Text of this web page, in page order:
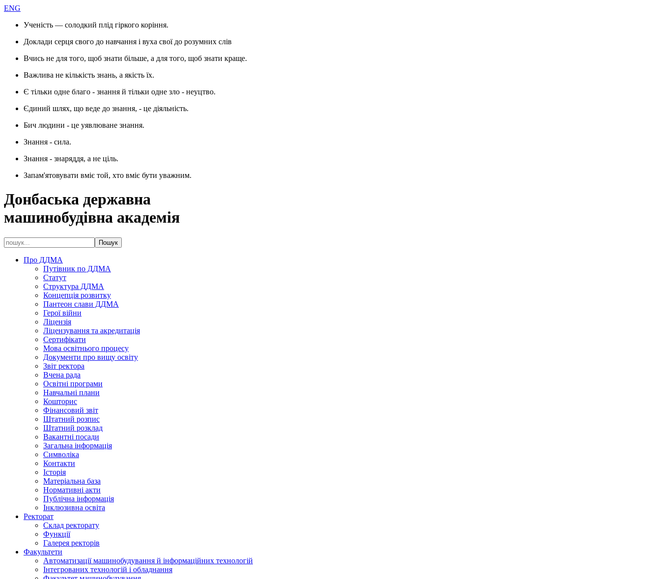
ENG
Ученість — солодкий плід гіркого коріння.
Доклади серця свого до навчання і вуха свої до розумних слів
Вчись не для того, щоб знати більше, а для того, щоб знати краще.
Важлива не кількість знань, а якість їх.
Є тільки одне благо - знання й тільки одне зло - неуцтво.
Єдиний шлях, що веде до знання, - це діяльність.
Бич людини - це уявлюване знання.
Знання - сила.
Знання - знаряддя, а не ціль.
Запам'ятовувати вміє той, хто вміє бути уважним.
Донбаська державна
машинобудівна академія
Про ДДМА
Путівник по ДДМА
Статут
Структура ДДМА
Концепція розвитку
Пантеон слави ДДМА
Герої війни
Ліцензія
Ліцензування та акредитація
Сертифікати
Мова освітнього процесу
Документи про вищу освіту
Звіт ректора
Вчена рада
Освітні програми
Навчальні плани
Кошторис
Фінансовий звіт
Штатний розпис
Штатний розклад
Вакантні посади
Загальна інформація
Символіка
Контакти
Історія
Матеріальна база
Нормативні акти
Публічна інформація
Інклюзивна освіта
Ректорат
Склад ректорату
Функції
Галерея ректорів
Факультети
Автоматизації машинобудування й інформаційних технологій
Інтегрованих технологій і обладнання